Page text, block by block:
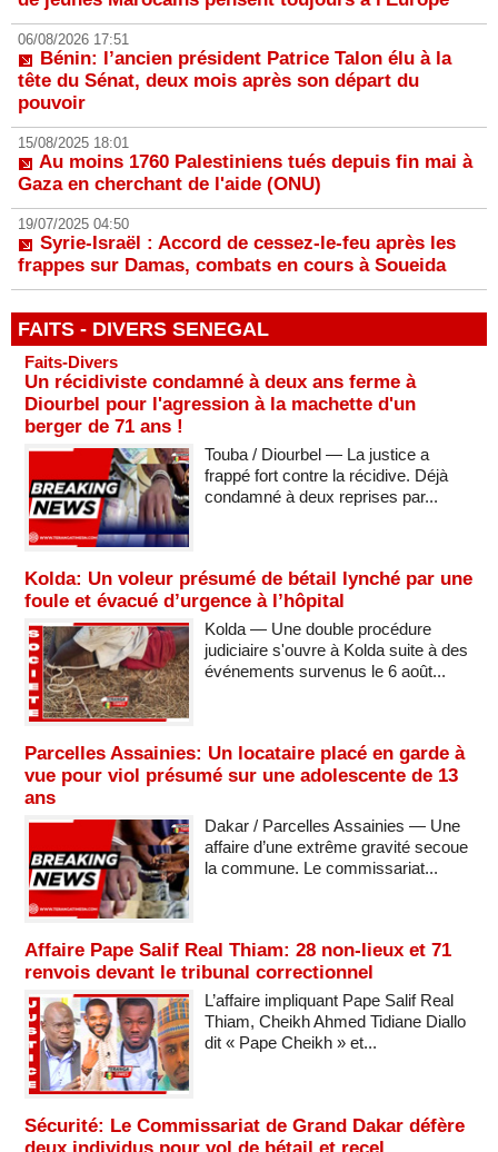
06/08/2026 17:51
Bénin: l’ancien président Patrice Talon élu à la
tête du Sénat, deux mois après son départ du
pouvoir
15/08/2025 18:01
Au moins 1760 Palestiniens tués depuis fin mai à
Gaza en cherchant de l'aide (ONU)
19/07/2025 04:50
Syrie-Israël : Accord de cessez-le-feu après les
frappes sur Damas, combats en cours à Soueida
FAITS - DIVERS SENEGAL
Faits-Divers
Un récidiviste condamné à deux ans ferme à
Diourbel pour l'agression à la machette d'un
berger de 71 ans !
Touba / Diourbel — La justice a
frappé fort contre la récidive. Déjà
condamné à deux reprises par...
Kolda: Un voleur présumé de bétail lynché par une
foule et évacué d’urgence à l’hôpital
Kolda — Une double procédure
judiciaire s'ouvre à Kolda suite à des
événements survenus le 6 août...
Parcelles Assainies: Un locataire placé en garde à
vue pour viol présumé sur une adolescente de 13
ans
Dakar / Parcelles Assainies — Une
affaire d’une extrême gravité secoue
la commune. Le commissariat...
Affaire Pape Salif Real Thiam: 28 non-lieux et 71
renvois devant le tribunal correctionnel
L’affaire impliquant Pape Salif Real
Thiam, Cheikh Ahmed Tidiane Diallo
dit « Pape Cheikh » et...
Sécurité: Le Commissariat de Grand Dakar défère
deux individus pour vol de bétail et recel